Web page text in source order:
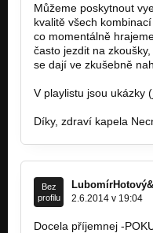
Můžeme poskytnout
kvalitě všech
co momentálně
často jezdit na
se dají ve zkušebně
V playlistu jsou ukázky
Díky, zdraví kapela
Bez
profilu
2.6.2014 v 19:04
Docela příjemnej -